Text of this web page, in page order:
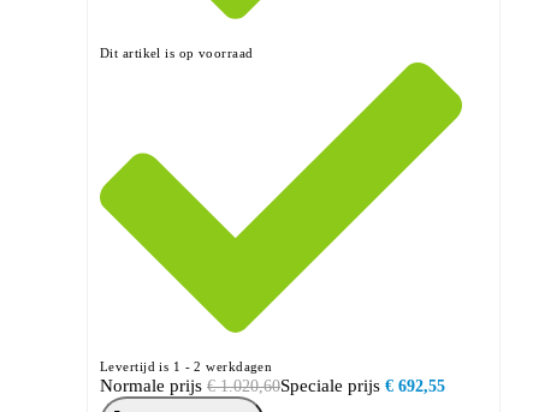
Dit artikel is op voorraad
Levertijd is 1 - 2 werkdagen
Speciale prijs € 692,55
Normale prijs € 1.020,60